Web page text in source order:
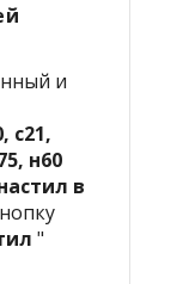
и
с21,
н60
в
"